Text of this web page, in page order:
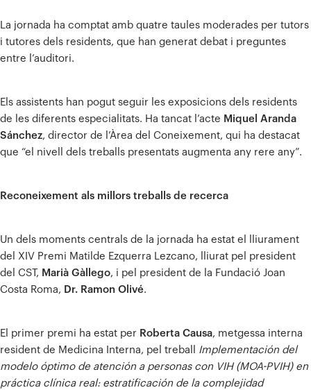
La jornada ha comptat amb quatre taules moderades per tutors
i tutores dels residents, que han generat debat i preguntes
entre l’auditori.
Els assistents han pogut seguir les exposicions dels residents
de les diferents especialitats. Ha tancat l’acte Miquel Aranda
Sánchez, director de l’Àrea del Coneixement, qui ha destacat
que “el nivell dels treballs presentats augmenta any rere any”.
Reconeixement als millors treballs de recerca
Un dels moments centrals de la jornada ha estat el lliurament
del XIV Premi Matilde Ezquerra Lezcano, lliurat pel president
del CST, Marià Gàllego, i pel president de la Fundació Joan
Costa Roma, Dr. Ramon Olivé.
El primer premi ha estat per Roberta Causa, metgessa interna
resident de Medicina Interna, pel treball Implementación del
modelo óptimo de atención a personas con VIH (MOA-PVIH) en
práctica clínica real: estratificación de la complejidad